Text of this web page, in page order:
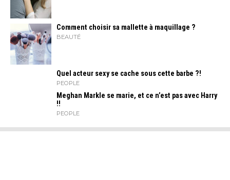
Comment choisir sa mallette à maquillage ?
BEAUTÉ
Quel acteur sexy se cache sous cette barbe ?!
PEOPLE
Meghan Markle se marie, et ce n’est pas avec Harry
!!
PEOPLE